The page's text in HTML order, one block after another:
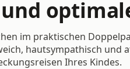
im praktischen
hautsympathisch und
Ihres Kindes.